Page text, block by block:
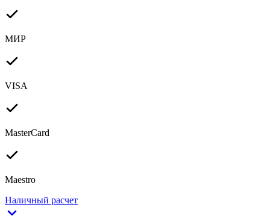
МИР
VISA
MasterCard
Maestro
Наличный расчет